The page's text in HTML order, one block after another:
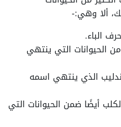
ألا وهي:-
الباء.
الحيوانات التي ينتهي
الذي ينتهي اسمه
أيضًا ضمن الحيوانات التي